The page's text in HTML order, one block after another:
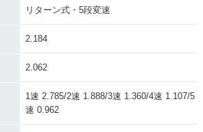
リターン式・5段変速
2.184
2.062
1速 2.785/2速 1.888/3速 1.360/4速 1.107/5
速 0.962